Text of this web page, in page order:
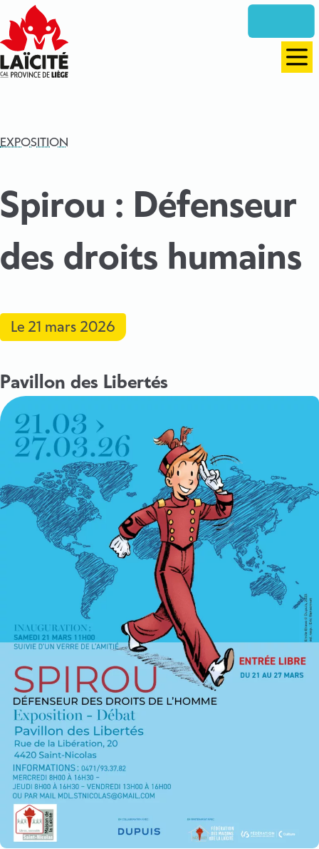
directement
vers
le
contenu
EXPOSITION
Spirou : Défenseur
des droits humains
Le 21 mars 2026
Pavillon des Libertés